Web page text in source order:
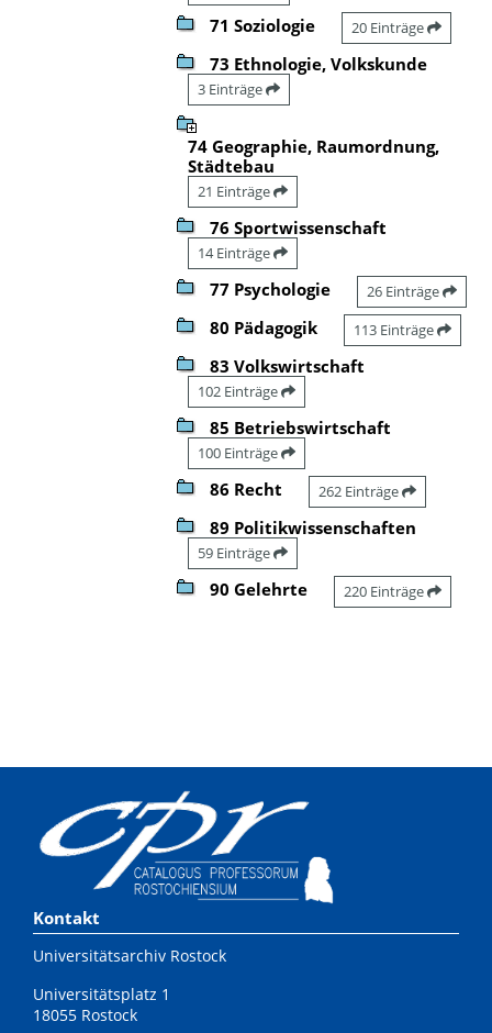
71 Soziologie 20 Einträge
73 Ethnologie, Volkskunde
3 Einträge
74 Geographie, Raumordnung,
Städtebau
21 Einträge
76 Sportwissenschaft
14 Einträge
77 Psychologie 26 Einträge
80 Pädagogik 113 Einträge
83 Volkswirtschaft
102 Einträge
85 Betriebswirtschaft
100 Einträge
86 Recht 262 Einträge
89 Politikwissenschaften
59 Einträge
90 Gelehrte 220 Einträge
Kontakt
Universitätsarchiv Rostock
Universitätsplatz 1
18055 Rostock